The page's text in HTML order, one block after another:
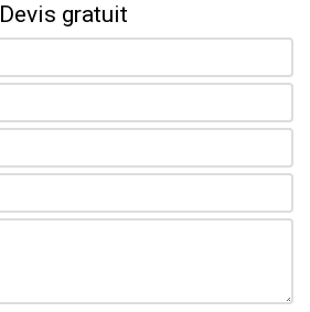
Devis gratuit